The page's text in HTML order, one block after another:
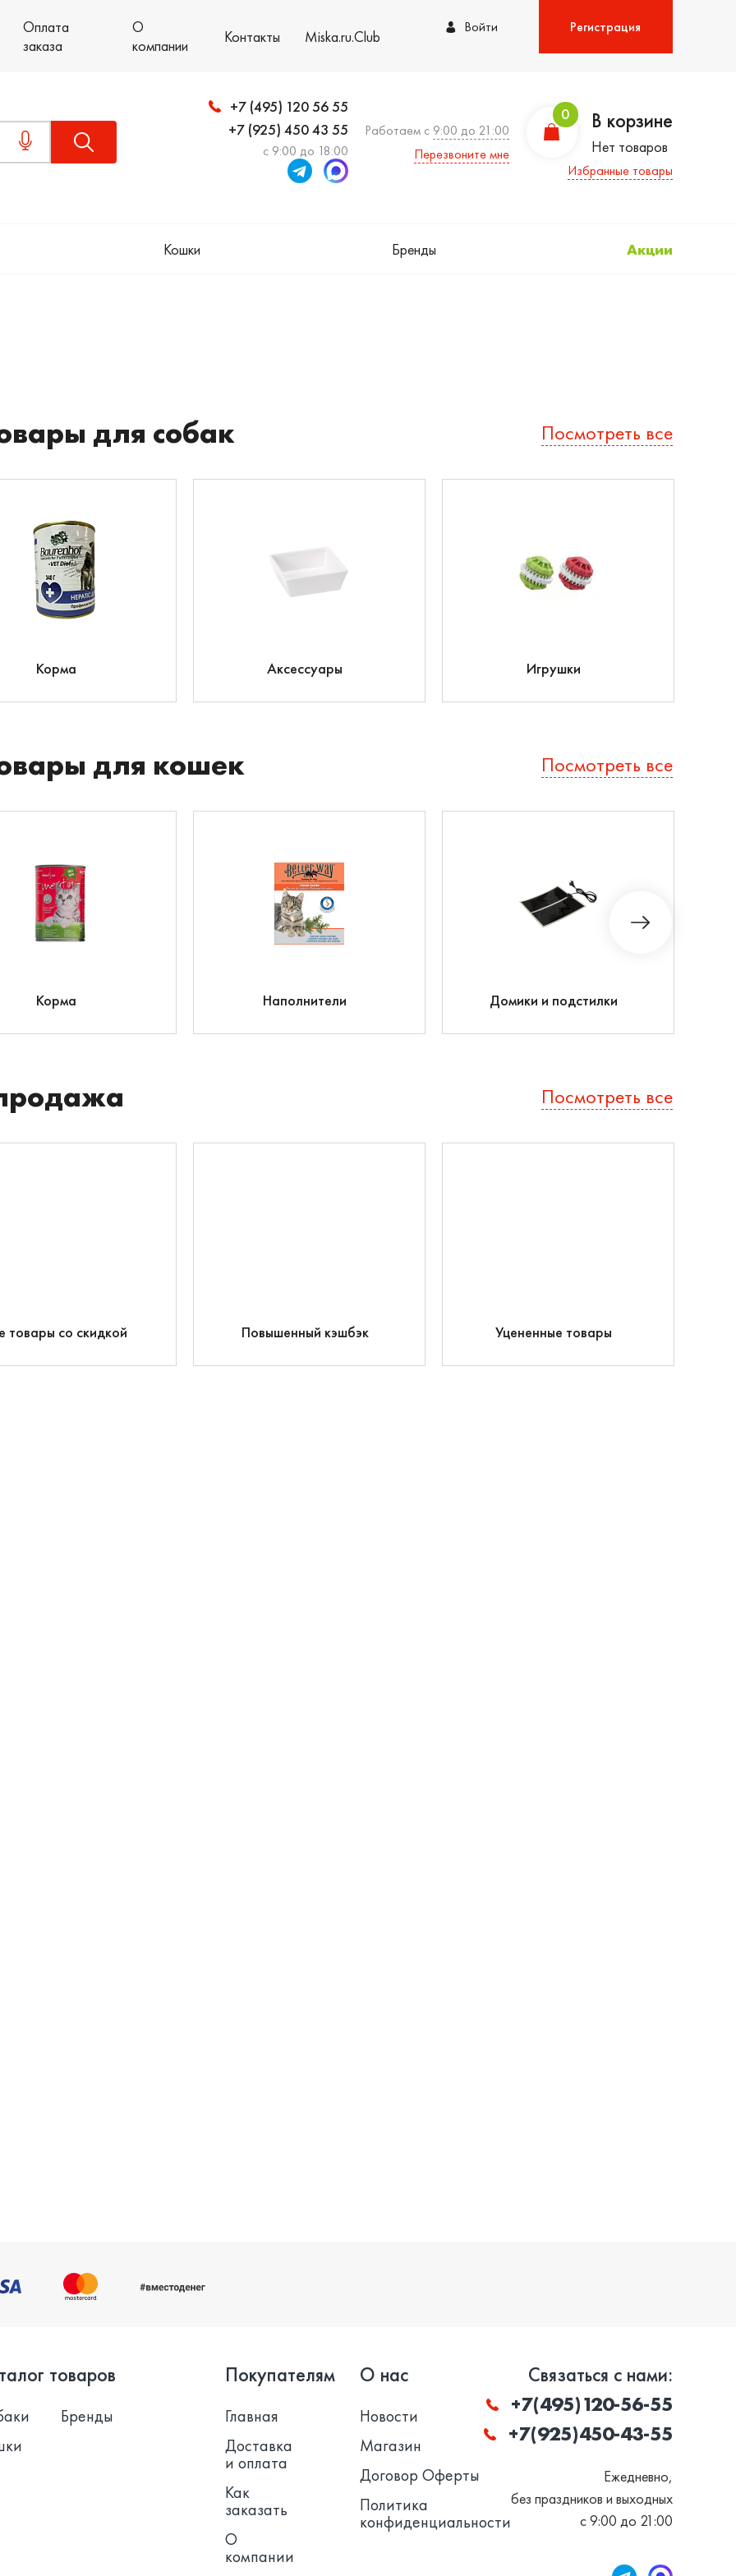
Оплата
заказа
О
компании
Контакты Miska.ru.Club Войти Регистрация
+7 (495) 120 56 55
+7 (925) 450 43 55
с 9:00 до 18:00
Работаем с 9:00 до 21:00
Перезвоните мне
0 В корзине
Нет товаров
Избранные товары
Кошки Бренды Акции
для собак Посмотреть все
Корма Аксессуары Игрушки
для кошек Посмотреть все
Корма Наполнители Домики и подстилки
Посмотреть все
товары со скидкой Повышенный кэшбэк Уцененные товары
товаров
Бренды
Покупателям
Главная
Доставка
и оплата
Как
заказать
О
компании
О нас
Новости
Магазин
Договор Оферты
Политика
конфиденциальности
Связаться с нами:
+7(495)120-56-55
+7(925)450-43-55
Ежедневно,
без праздников и выходных
с 9:00 до 21:00